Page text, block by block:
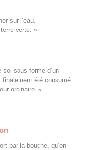
sur l’eau.
verte. »
sous forme d’un
finalement été consumé
ordinaire. »
par la bouche, qu’on